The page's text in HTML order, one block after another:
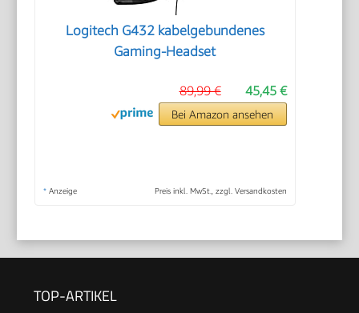
Logitech G432 kabelgebundenes
Gaming-Headset
45,45 €
89,99 €
Bei Amazon ansehen
* Anzeige Preis inkl. MwSt., zzgl. Versandkosten
TOP-ARTIKEL